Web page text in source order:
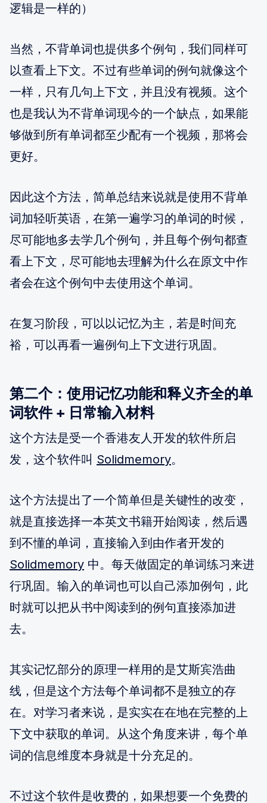
逻辑是一样的）
当然，不背单词也提供多个例句，我们同样可
以查看上下文。不过有些单词的例句就像这个
一样，只有几句上下文，并且没有视频。这个
也是我认为不背单词现今的一个缺点，如果能
够做到所有单词都至少配有一个视频，那将会
更好。
因此这个方法，简单总结来说就是使用不背单
词加轻听英语，在第一遍学习的单词的时候，
尽可能地多去学几个例句，并且每个例句都查
看上下文，尽可能地去理解为什么在原文中作
者会在这个例句中去使用这个单词。
在复习阶段，可以以记忆为主，若是时间充
裕，可以再看一遍例句上下文进行巩固。
第二个：使用记忆功能和释义齐全的单
词软件 + 日常输入材料
这个方法是受一个香港友人开发的软件所启
发，这个软件叫 Solidmemory。
这个方法提出了一个简单但是关键性的改变，
就是直接选择一本英文书籍开始阅读，然后遇
到不懂的单词，直接输入到由作者开发的
Solidmemory 中。每天做固定的单词练习来进
行巩固。输入的单词也可以自己添加例句，此
时就可以把从书中阅读到的例句直接添加进
去。
其实记忆部分的原理一样用的是艾斯宾浩曲
线，但是这个方法每个单词都不是独立的存
在。对学习者来说，是实实在在地在完整的上
下文中获取的单词。从这个角度来讲，每个单
词的信息维度本身就是十分充足的。
不过这个软件是收费的，如果想要一个免费的